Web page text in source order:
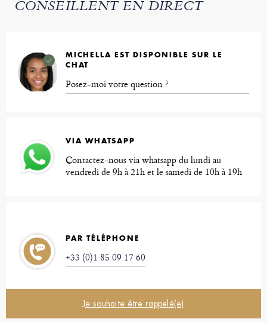
CONSEILLENT EN DIRECT
MICHELLA EST DISPONIBLE SUR LE
CHAT
Posez-moi votre question ?
VIA WHATSAPP
Contactez-nous via whatsapp du lundi au
vendredi de 9h à 21h et le samedi de 10h à 19h
PAR TÉLÉPHONE
+33 (0)1 85 09 17 60
Je souhaite être rappelé(e)